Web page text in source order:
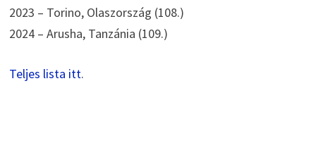
2023 – Torino, Olaszország (108.)
2024 – Arusha, Tanzánia (109.)
Teljes lista itt.